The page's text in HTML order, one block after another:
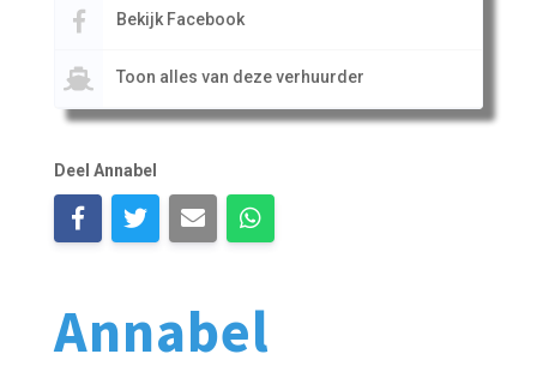
Annabel
Bekijk Facebook
Toon alles van deze verhuurder
Deel Annabel